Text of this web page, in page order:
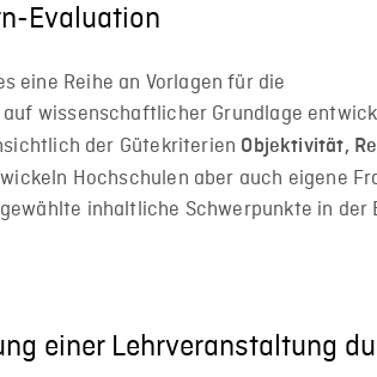
Evaluation
eine Reihe an Vorlagen für die
wissenschaftlicher Grundlage
der Gütekriterien Objektivität,
Hochschulen aber auch eigene
inhaltliche Schwerpunkte in der
einer Lehrveranstaltung